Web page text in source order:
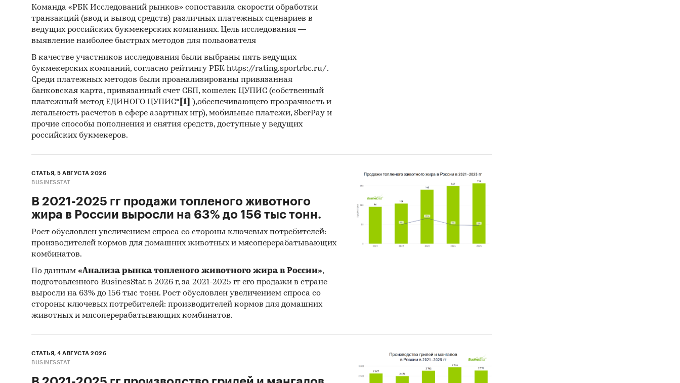
Команда «РБК Исследований рынков» сопоставила скорости обработки
транзакций (ввод и вывод средств) различных платежных сценариев в
ведущих российских букмекерских компаниях. Цель исследования —
выявление наиболее быстрых методов для пользователя
В качестве участников исследования были выбраны пять ведущих
букмекерских компаний, согласно рейтингу РБК https://rating.sportrbc.ru/.
Среди платежных методов были проанализированы привязанная
банковская карта, привязанный счет СБП, кошелек ЦУПИС (собственный
платежный метод ЕДИНОГО ЦУПИС* [1]
),обеспечивающего прозрачность и
легальность расчетов в сфере азартных игр), мобильные платежи, SberPay и
прочие способы пополнения и снятия средств, доступные у ведущих
российских букмекеров.
СТАТЬЯ, 5 АВГУСТА 2026
BUSINESSTAT
В 2021-2025 гг продажи топленого животного
жира в России выросли на 63% до 156 тыс тонн.
Рост обусловлен увеличением спроса со стороны ключевых потребителей:
производителей кормов для домашних животных и мясоперерабатывающих
комбинатов.
По данным «Анализа рынка топленого животного жира в России»,
подготовленного BusinesStat в 2026 г, за 2021-2025 гг его продажи в стране
выросли на 63% до 156 тыс тонн. Рост обусловлен увеличением спроса со
стороны ключевых потребителей: производителей кормов для домашних
животных и мясоперерабатывающих комбинатов.
СТАТЬЯ, 4 АВГУСТА 2026
BUSINESSTAT